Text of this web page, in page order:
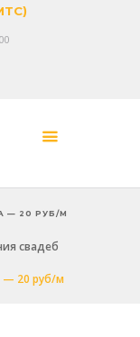
— 20 РУБ/М
свадеб
— 20 руб/м